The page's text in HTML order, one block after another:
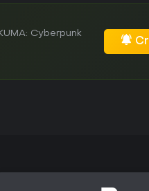
Cyberpunk